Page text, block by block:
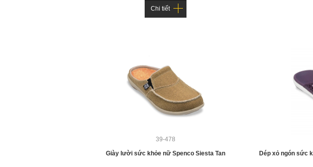
Chi tiết
39-478
Giày lười sức khỏe nữ Spenco Siesta Tan
Dép xỏ ngón sức